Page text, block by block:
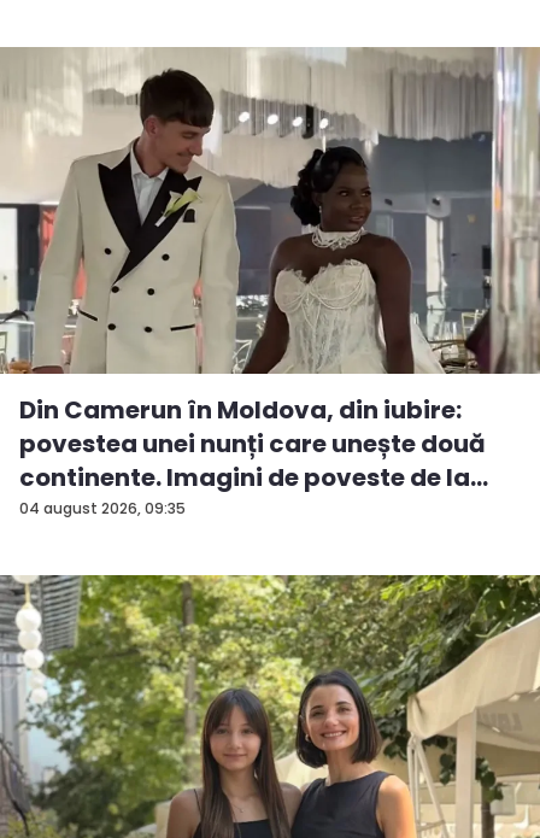
04 august 2026, 09:35
Din Camerun în Moldova, din iubire:
povestea unei nunți care unește două
continente. Imagini de poveste de la
ev...